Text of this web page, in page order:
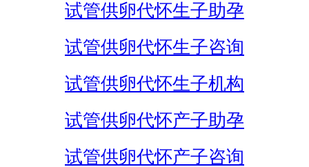
试管供卵代怀生子助孕
试管供卵代怀生子咨询
试管供卵代怀生子机构
试管供卵代怀产子助孕
试管供卵代怀产子咨询